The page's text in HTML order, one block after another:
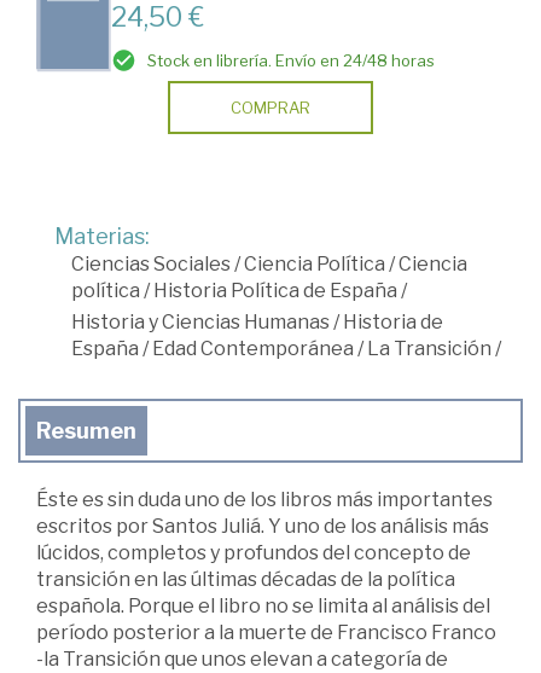
24,50 €
Stock en librería. Envío en 24/48 horas
COMPRAR
Materias:
Ciencias Sociales/Ciencia Política /Ciencia
política / Historia Política de España /
Historia y Ciencias Humanas/ Historia de
España / Edad Contemporánea / La Transición /
Resumen
Éste es sin duda uno de los libros más importantes
escritos por Santos Juliá. Y uno de los análisis más
lúcidos, completos y profundos del concepto de
transición en las últimas décadas de la política
española. Porque el libro no se limita al análisis del
período posterior a la muerte de Francisco Franco
-la Transición que unos elevan a categoría de